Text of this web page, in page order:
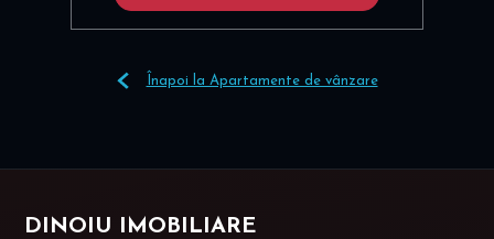
Înapoi la Apartamente de vânzare
DINOIU IMOBILIARE